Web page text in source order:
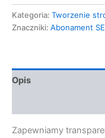
Kategoria: Tworzenie
Znaczniki: Abonament
Opis
Zapewniamy